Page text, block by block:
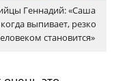
Геннадий: «Саша
выпивает, резко
становится»